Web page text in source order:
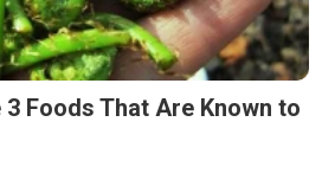
Foods That Are Known to